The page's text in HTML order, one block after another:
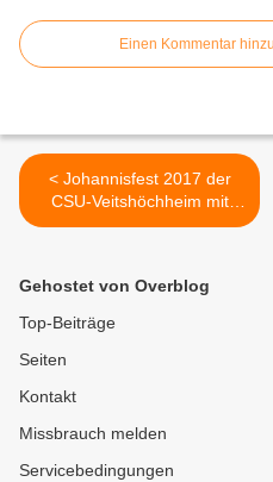
Einen Kommentar
< Johannisfest 2017 der
CSU-Veitshöchheim mit
Reiten, Hüpfburg und
Gehostet von Overblog
Top-Beiträge
Seiten
Kontakt
Missbrauch melden
Servicebedingungen